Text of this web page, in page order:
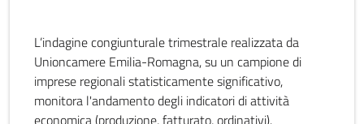
L’indagine congiunturale trimestrale realizzata da
Unioncamere Emilia-Romagna, su un campione di
imprese regionali statisticamente significativo,
monitora l'andamento degli indicatori di attività
economica (produzione, fatturato, ordinativi).